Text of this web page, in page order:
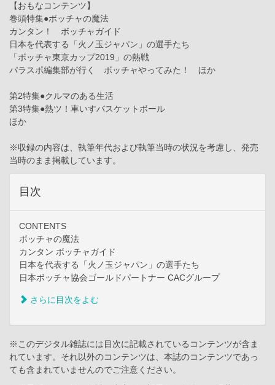
【おもなコンテンツ】
巻頭特集●ボッチャの魔法
カンタン！ ボッチャガイド
日本を代表する「火ノ玉ジャパン」の選手たち
「ボッチャ東京カップ2019」の熱戦
パラスポ編集部が行く ボッチャやってみた！ ほか
第2特集●クルマのある生活
第3特集●熱ツ！車いすバスケットボール
ほか
※収録の内容は、執筆年代および執筆当時の状況を考慮し、発売
当時のまま掲載しています。
目次
CONTENTS
ボッチャの魔法
カンタン ボッチャガイド
日本を代表する「火ノ玉ジャパン」の選手たち
日本ボッチャ協会ゴールドパートナー CACグループ
さらに目次をよむ
※このデジタル雑誌には目次に記載されているコンテンツが含ま
れています。それ以外のコンテンツは、本誌のコンテンツであっ
ても含まれていませんのでご注意ください。